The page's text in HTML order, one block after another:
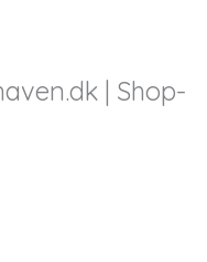
| Shop-